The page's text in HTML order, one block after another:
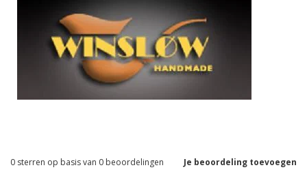
Je beoordeling toevoegen
0 sterren op basis van 0 beoordelingen